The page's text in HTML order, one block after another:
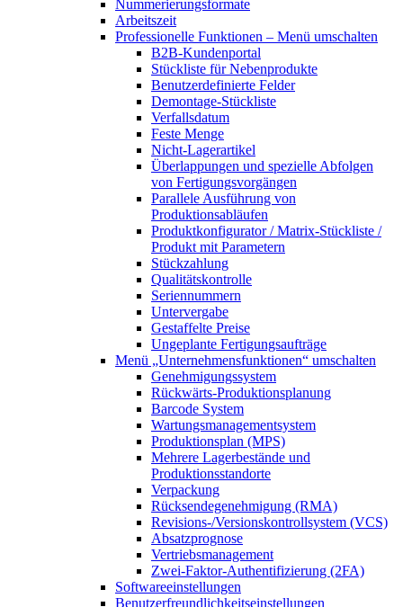
Nummerierungsformate
Arbeitszeit
Professionelle Funktionen – Menü umschalten
B2B-Kundenportal
Stückliste für Nebenprodukte
Benutzerdefinierte Felder
Demontage-Stückliste
Verfallsdatum
Feste Menge
Nicht-Lagerartikel
Überlappungen und spezielle Abfolgen
von Fertigungsvorgängen
Parallele Ausführung von
Produktionsabläufen
Produktkonfigurator / Matrix-Stückliste /
Produkt mit Parametern
Stückzahlung
Qualitätskontrolle
Seriennummern
Untervergabe
Gestaffelte Preise
Ungeplante Fertigungsaufträge
Menü „Unternehmensfunktionen“ umschalten
Genehmigungssystem
Rückwärts-Produktionsplanung
Barcode System
Wartungsmanagementsystem
Produktionsplan (MPS)
Mehrere Lagerbestände und
Produktionsstandorte
Verpackung
Rücksendegenehmigung (RMA)
Revisions-/Versionskontrollsystem (VCS)
Absatzprognose
Vertriebsmanagement
Zwei-Faktor-Authentifizierung (2FA)
Softwareeinstellungen
Benutzerfreundlichkeitseinstellungen